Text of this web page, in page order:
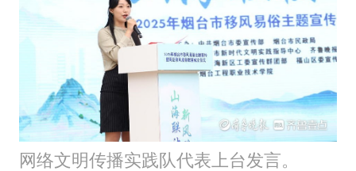
网络文明传播实践队代表上台发言。